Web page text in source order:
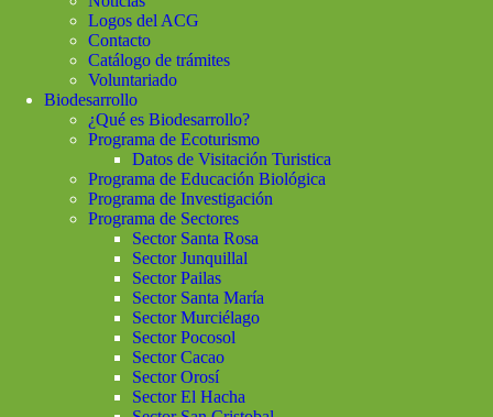
Logos del ACG
Contacto
Catálogo de trámites
Voluntariado
Biodesarrollo
¿Qué es Biodesarrollo?
Programa de Ecoturismo
Datos de Visitación Turistica
Programa de Educación Biológica
Programa de Investigación
Programa de Sectores
Sector Santa Rosa
Sector Junquillal
Sector Pailas
Sector Santa María
Sector Murciélago
Sector Pocosol
Sector Cacao
Sector Orosí
Sector El Hacha